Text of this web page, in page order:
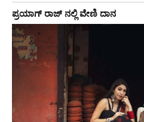
ಪ್ರಯಾಗ್ ರಾಜ್ ನಲ್ಲಿ ವೇಣಿ ದಾನ